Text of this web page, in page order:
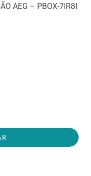
AEG – PBOX-7IR8I